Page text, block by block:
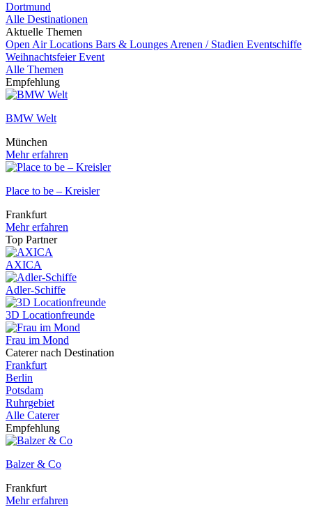
Dortmund
Alle Destinationen
Aktuelle Themen
Open Air Locations Bars & Lounges Arenen / Stadien Eventschiffe
WeihnachtsfeierEvent
Alle Themen
Empfehlung
BMW Welt
München
Mehr erfahren
Place to be – Kreisler
Frankfurt
Mehr erfahren
Top Partner
AXICA
Adler-Schiffe
3D Locationfreunde
Frau im Mond
Caterer nach Destination
Frankfurt
Berlin
Potsdam
Ruhrgebiet
Alle Caterer
Empfehlung
Balzer & Co
Frankfurt
Mehr erfahren